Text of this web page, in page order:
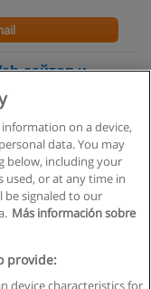
сайтов и
on a device,
data. You may
below, including your
or at any time in
be signaled to our
Más información sobre
provide:
device characteristics for